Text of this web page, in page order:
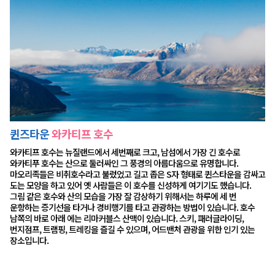
퀸즈타운와카티프 호수
와카티프 호수는 뉴질랜드에서 세번째로 크고, 남섬에서 가장 긴 호수로
와카티푸 호수는 산으로 둘러싸인 그 풍경의 아름다움으로 유명합니다.
마오리족들은 비취호수라고 불렀었고 길고 좁은 S자 형태로 퀸스타운을 감싸고
도는 모양을 하고 있어 옛 사람들은 이 호수를 신성하게 여기기도 했습니다.
그림 같은 호수와 산의 모습을 가장 잘 감상하기 위해서는 하루에 세 번
운항하는 증기선을 타거나 경비행기를 타고 관광하는 방법이 있습니다. 호수
남쪽의 바로 아래 에는 리마커블스 산맥이 있습니다. 스키, 패러글라이딩,
번지점프, 트램핑, 트레킹을 즐길 수 있으며, 어드밴처 관광을 위한 인기 있는
장소입니다.